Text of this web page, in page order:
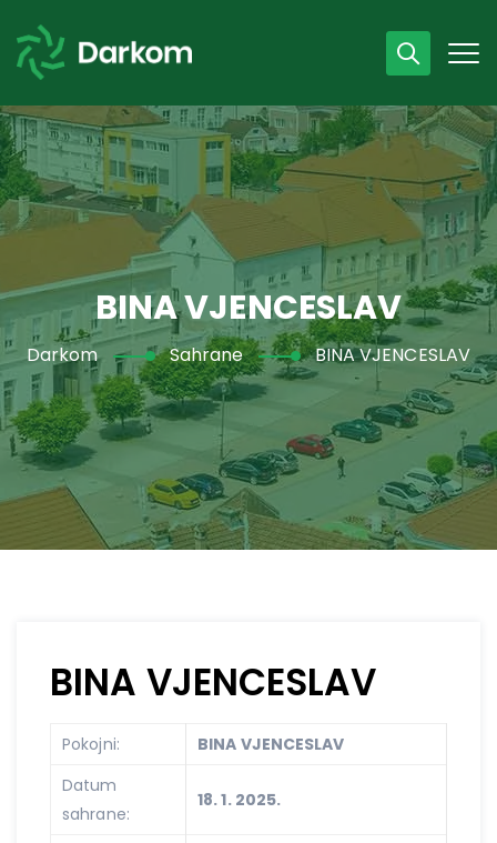
Radno vrijeme
07 - 15 h
043 /440 750
BINA VJENCESLAV
Darkom Sahrane BINA VJENCESLAV
BINA VJENCESLAV
Pokojni:
BINA VJENCESLAV
Datum
sahrane:
18. 1. 2025.